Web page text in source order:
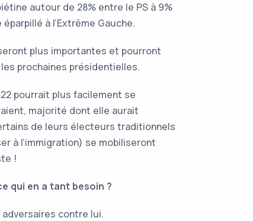
autour de 28% entre le PS à 9%
à l’Extrême Gauche.
plus importantes et pourront
prochaines présidentielles.
pourrait plus facilement se
majorité dont elle aurait
de leurs électeurs traditionnels
à l’immigration) se mobiliseront
!
qui en a tant besoin ?
contre lui.